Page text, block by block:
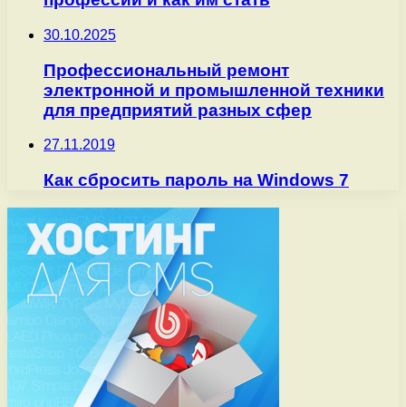
30.10.2025
Профессиональный ремонт
электронной и промышленной техники
для предприятий разных сфер
27.11.2019
Как сбросить пароль на Windows 7